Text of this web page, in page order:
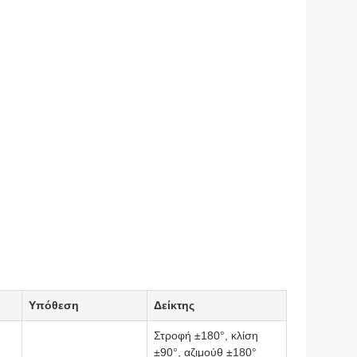
Υπόθεση Δείκτης
Στροφή ±180°, κλίση
±90°, αζιμούθ ±180°